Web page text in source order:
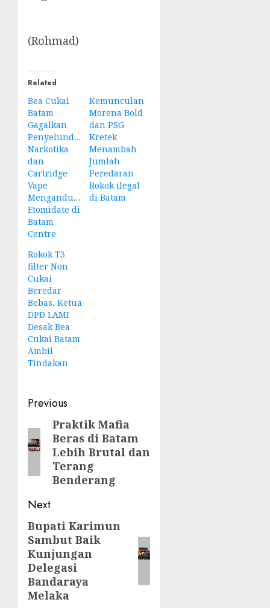
(Rohmad)
Related
Bea Cukai
Batam
Gagalkan
Penyelundupan
Narkotika
dan
Cartridge
Vape
Mengandung
Etomidate di
Batam
Centre
Kemunculan
Morena Bold
dan PSG
Kretek
Menambah
Jumlah
Peredaran
Rokok ilegal
di Batam
Rokok T3
filter Non
Cukai
Beredar
Bebas, Ketua
DPD LAMI
Desak Bea
Cukai Batam
Ambil
Tindakan
Post
navigation
Previous
Previous
post:
Praktik Mafia
Beras di Batam
Lebih Brutal dan
Terang
Benderang
Next
Next
post:
Bupati Karimun
Sambut Baik
Kunjungan
Delegasi
Bandaraya
Melaka